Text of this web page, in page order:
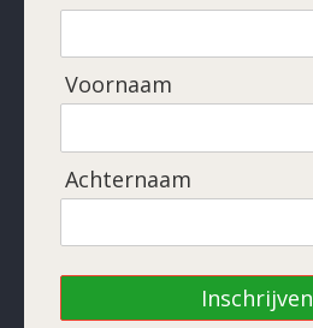
Voornaam
Achternaam
Inschrijven